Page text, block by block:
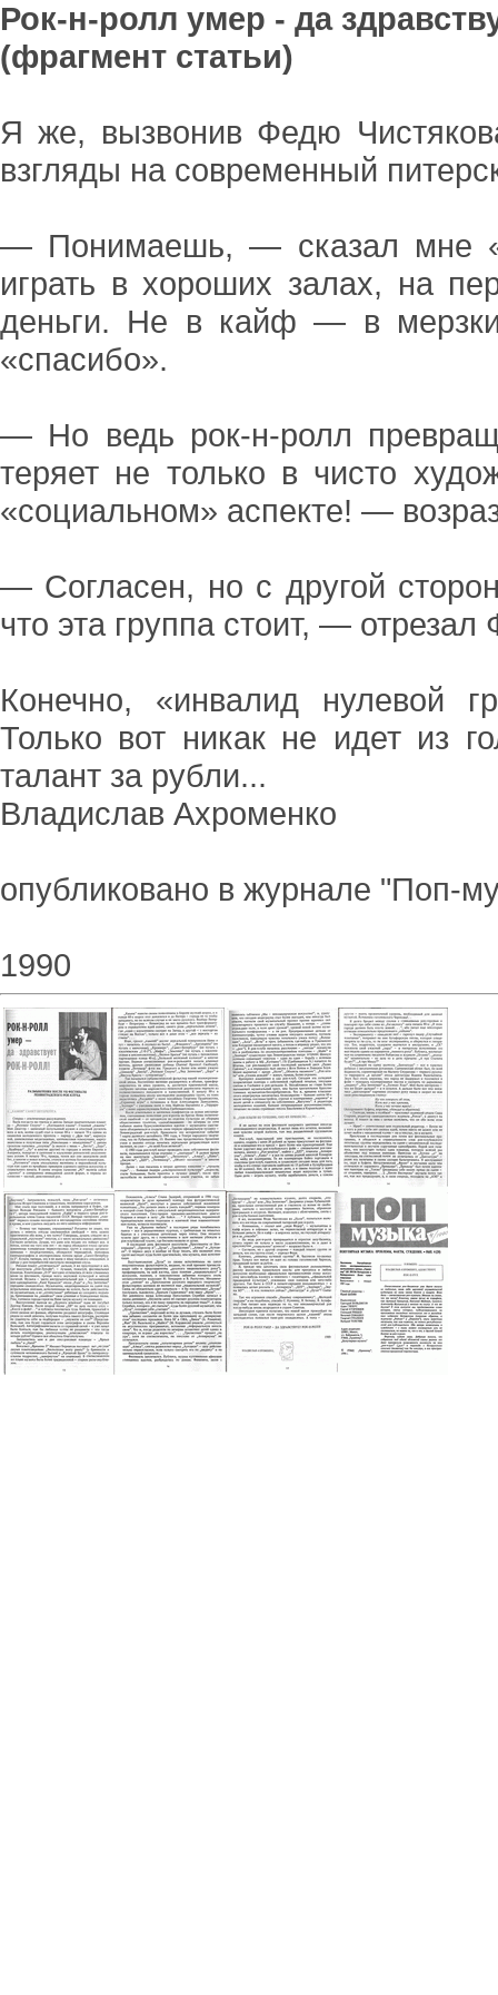
Рок-н-ролл умер - да
(фрагмент статьи)
Я же, вызвонив Федю
взгляды на современный
— Понимаешь, — сказал мне
играть в хороших залах, на
деньги. Не в кайф — в
«спасибо».
— Но ведь рок-н-ролл
теряет не только в чисто
«социальном» аспекте! —
— Согласен, но с другой
что эта группа стоит, — отрезал
Конечно, «инвалид нулевой
Только вот никак не идет из
талант за рубли...
Владислав Ахроменко
опубликовано в журнале "Поп-
1990